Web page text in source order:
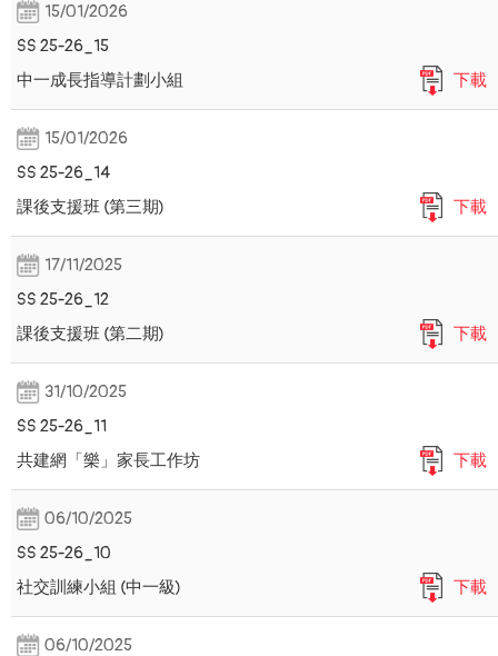
15/01/2026
SS 25-26_15
中一成長指導計劃小組
下載
15/01/2026
SS 25-26_14
課後支援班 (第三期)
下載
17/11/2025
SS 25-26_12
課後支援班 (第二期)
下載
31/10/2025
SS 25-26_11
共建網「樂」家長工作坊
下載
06/10/2025
SS 25-26_10
社交訓練小組 (中一級)
下載
06/10/2025